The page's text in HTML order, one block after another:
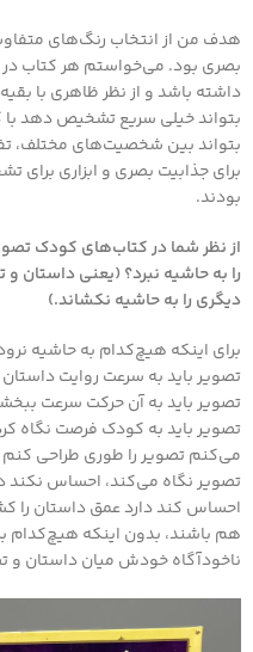
هدف من از انتخاب رنگ‌های
بصری بود. می‌خواستم هر کتاب
داشته باشد و از نظر ظاهری با
بتواند خیلی سریع تشخیص دهد
بتواند بین شخصیت‌های مختلف،
برای جذابیت بصری و ابزاری برای
بودند.
از نظر شما در کتاب‌های کودک
را به حاشیه نبرد؟ (یعنی
دیگری را به حاشیه نکشاند.)
برای اینکه هیچ‌کدام به حاشیه
تصویر باید به سرعت روایت
تصویر باید به آن حرکت سرعت
تصویر باید به کودک فرصت
می‌کنم تصویر را طوری طراحی
تصویر نگاه می‌کند، احساس نکند
احساس کند دارد عمق داستان را
هم باشند، بدون اینکه هیچ‌کدام
ناخودآگاه خودش میان داستان و